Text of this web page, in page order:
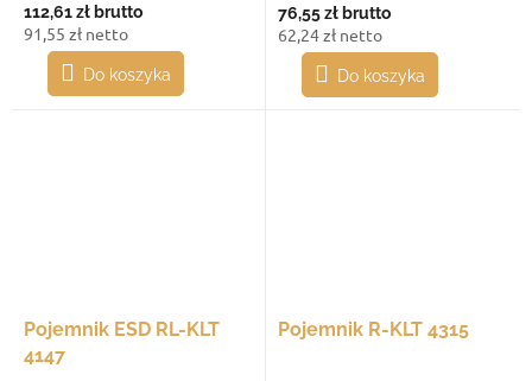
112,61 zł brutto
91,55 zł netto
Do koszyka
76,55 złbrutto
62,24 zł netto
Do koszyka
Pojemnik ESD RL-KLT
4147
Pojemnik R-KLT 4315